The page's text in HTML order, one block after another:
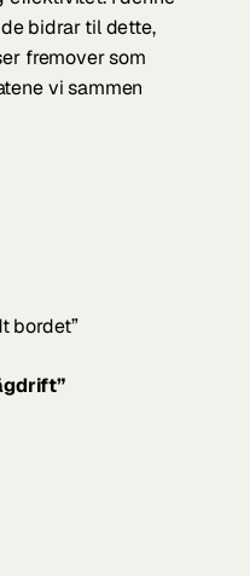
bidrar til dette,
fremover som
vi sammen
bordet”